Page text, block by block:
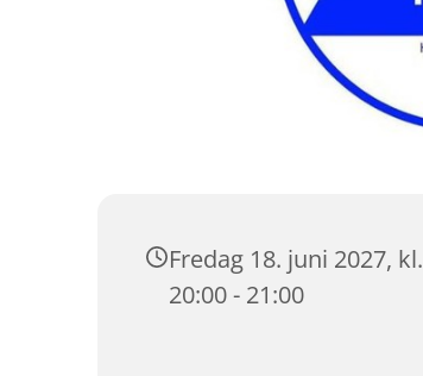
Fredag 18. juni 2027, kl.
20:00 - 21:00